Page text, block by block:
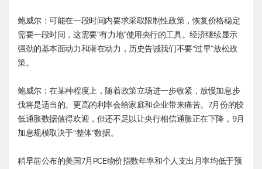
鲍威尔：可能在一段时间内要求采取限制性政策，恢复价格稳定
需要一段时间，这需要“有力地”使用央行的工具。经济继续显示
强劲的基本面动力和潜在动力，历史告诫我们不要“过早”放松政
策。
鲍威尔：在某种程度上，随着政策立场进一步收紧，放慢加息步
伐将是适当的。更高的利率会给家庭和企业带来痛苦。7月份的较
低通胀数据值得欢迎，但还不足以让央行相信通胀正在下降，9月
加息规模取决于“整体”数据。
稍早前公布的美国7月PCE物价指数年率和个人支出月率均低于预